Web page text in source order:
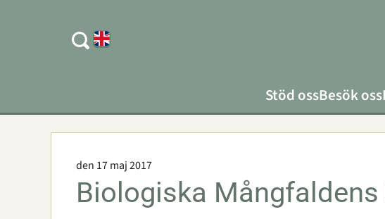
Stöd ossBesök oss
den 17 maj 2017
Biologiska